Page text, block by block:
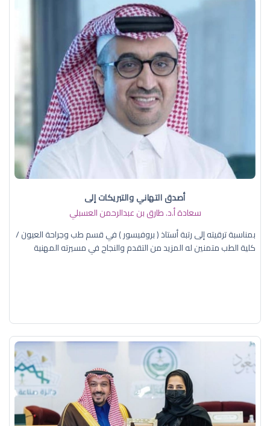
أصدق التهاني والتبريكات إلى
سعادة أ.د. ​طارق بن عبدالرحمن العسبلي
بمناسبة ترقيته إلى رتبة أستاذ ( بروفيسور ) في قسم طب وجراحة العيون /
كلية الطب متمنين له المزيد من التقدم والنجاح في مسيرته المهنية